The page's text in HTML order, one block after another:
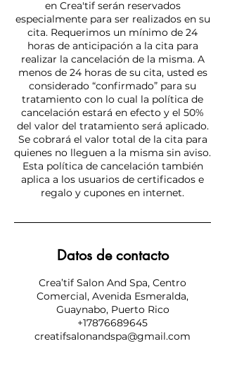
en Crea'tif serán reservados
especialmente para ser realizados en su
cita. Requerimos un mínimo de 24
horas de anticipación a la cita para
realizar la cancelación de la misma. A
menos de 24 horas de su cita, usted es
considerado “confirmado” para su
tratamiento con lo cual la política de
cancelación estará en efecto y el 50%
del valor del tratamiento será aplicado.
Se cobrará el valor total de la cita para
quienes no lleguen a la misma sin aviso.
Esta política de cancelación también
aplica a los usuarios de certificados e
regalo y cupones en internet.
Datos de contacto
Crea’tif Salon And Spa, Centro
Comercial, Avenida Esmeralda,
Guaynabo, Puerto Rico
+17876689645
creatifsalonandspa@gmail.com